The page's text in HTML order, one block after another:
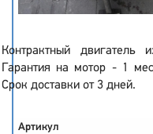
Контрактный
Гарантия на мотор - 1
Срок доставки от 3 дней.
Артикул